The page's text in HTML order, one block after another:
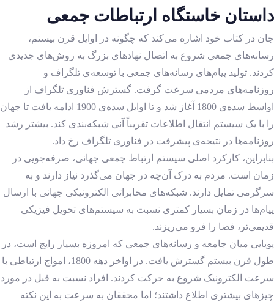
داستان خاستگاه ارتباطات جمعی
جان در کتاب خود اشاره می‌کند که چگونه در اوایل قرن بیستم،
رسانه‌های جمعی شروع به اتصال نهادهای بزرگ به روش‌های جدیدی
کردند. تولید پیام‌های رسانه‌های جمعی با توسعه‌ی تلگراف و
روزنامه‌های مردمی سرعت گرفت. گسترش فناوری تلگراف از
اواسط سده‌ی 1800 آغاز شد و تا اوایل سده‌ی 1900 ادامه یافت تا جهان
را با یک سیستم انتقال اطلاعات تقریباً آنی شبکه‌بندی کند. بیشتر رشد
روزنامه‌ها در نتیجه‌ی پیشرفت در فناوری تلگراف رخ داد.
بنابراین، کارکرد اصلی سیستم ارتباط جمعی جهانی، صرفه‌جویی در
زمان است. مردم به درک آن‌چه در جهان می‌گذرد نیاز دارند و به
سرگرمی تمایل دارند. شبکه‌های مخابراتی الکترونیکی جهانی با ارسال
پیام‌ها در زمان بسیار کمتری نسبت به سیستم‌های تحویل فیزیکی
قدیمی‌تر، فضا را فرو می‌ریزند.
پویایی میان جامعه و رسانه‌های جمعی که امروزه بسیار رایج است، در
طول قرن بیستم گسترش یافت. در اواخر دهه 1800، امواج ارتباطی با
سرعت‌ الکترونیک شروع به حرکت کردند. افراد نسبت به قبل در مورد
چیزهای بیشتری اطلاع داشتند؛ اما محققان به سرعت به این نکته